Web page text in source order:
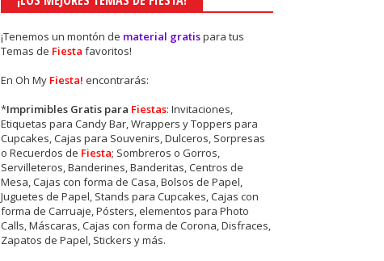
¡Tenemos un montón de material gratispara tus
Temas de Fiestafavoritos!
En Oh My Fiesta!encontrarás:
*Imprimibles Gratis para Fiestas: Invitaciones,
Etiquetas para Candy Bar, Wrappers y Toppers para
Cupcakes, Cajas para Souvenirs, Dulceros, Sorpresas
o Recuerdos de Fiesta; Sombreros o Gorros,
Servilleteros, Banderines, Banderitas, Centros de
Mesa, Cajas con forma de Casa, Bolsos de Papel,
Juguetes de Papel, Stands para Cupcakes, Cajas con
forma de Carruaje, Pósters, elementos para Photo
Calls, Máscaras, Cajas con forma de Corona, Disfraces,
Zapatos de Papel, Stickers y más.